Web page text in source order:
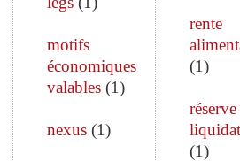
motifs
économiques
valables(1)
nexus(1)
rente
(1)
(1)